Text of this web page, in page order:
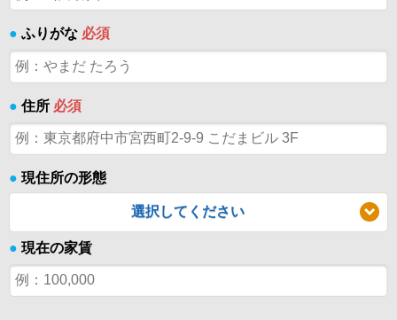
● ふりがな 必須
● 住所 必須
● 現住所の形態
選択してください
● 現在の家賃